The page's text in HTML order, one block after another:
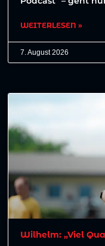
WEITERLESEN »
7. August 2026
Wilhelm: „Viel